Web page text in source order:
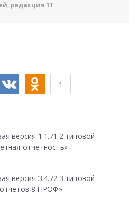
редакция 11
1
версия 1.1.71.2 типовой
отчетность»
версия 3.4.72.3 типовой
8 ПРОФ»